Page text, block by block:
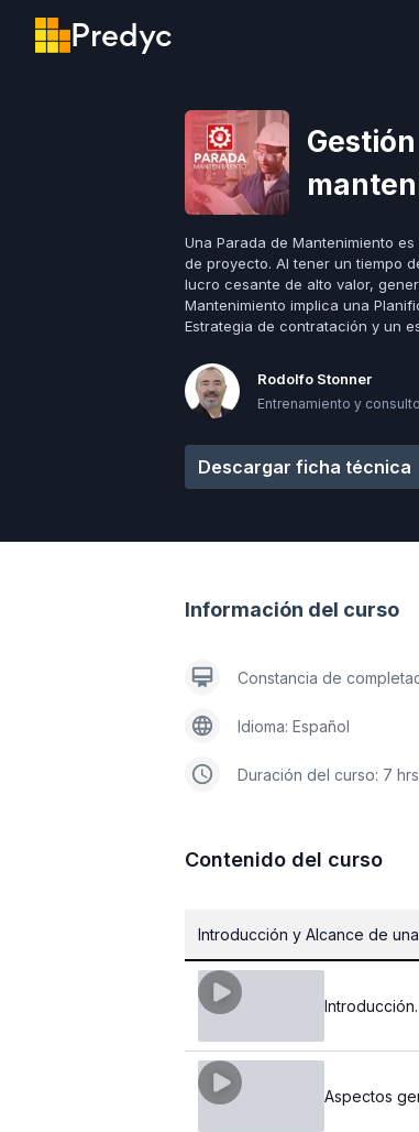
Predyc
Una Parada de Mantenimiento
de proyecto. Al tener un tiempo
lucro cesante de alto valor,
Mantenimiento implica una
Estrategia de contratación y un
Rodolfo Stonner
Entrenamiento y
Descargar ficha técnica
Información del curso
Constancia de
Idioma: Español
Duración del curso: 7
Contenido del curso
Introducción y Alcance de
Introducción.
Aspectos